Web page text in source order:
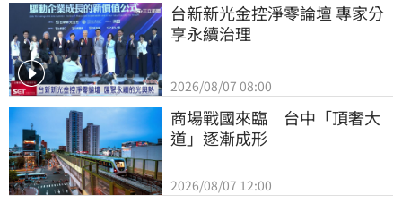
台新新光金控淨零論壇 專家分
享永續治理
2026/08/07 08:00
商場戰國來臨　台中「頂奢大
道」逐漸成形
2026/08/07 12:00